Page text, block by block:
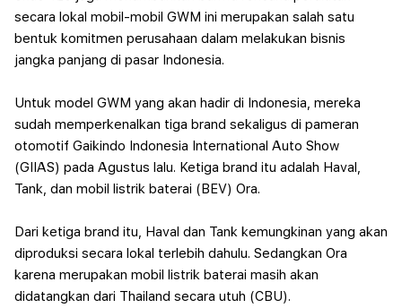
secara lokal mobil-mobil GWM ini merupakan salah satu
bentuk komitmen perusahaan dalam melakukan bisnis
jangka panjang di pasar Indonesia.
Untuk model GWM yang akan hadir di Indonesia, mereka
sudah memperkenalkan tiga brand sekaligus di pameran
otomotif Gaikindo Indonesia International Auto Show
(GIIAS) pada Agustus lalu. Ketiga brand itu adalah Haval,
Tank, dan mobil listrik baterai (BEV) Ora.
Dari ketiga brand itu, Haval dan Tank kemungkinan yang akan
diproduksi secara lokal terlebih dahulu. Sedangkan Ora
karena merupakan mobil listrik baterai masih akan
didatangkan dari Thailand secara utuh (CBU).